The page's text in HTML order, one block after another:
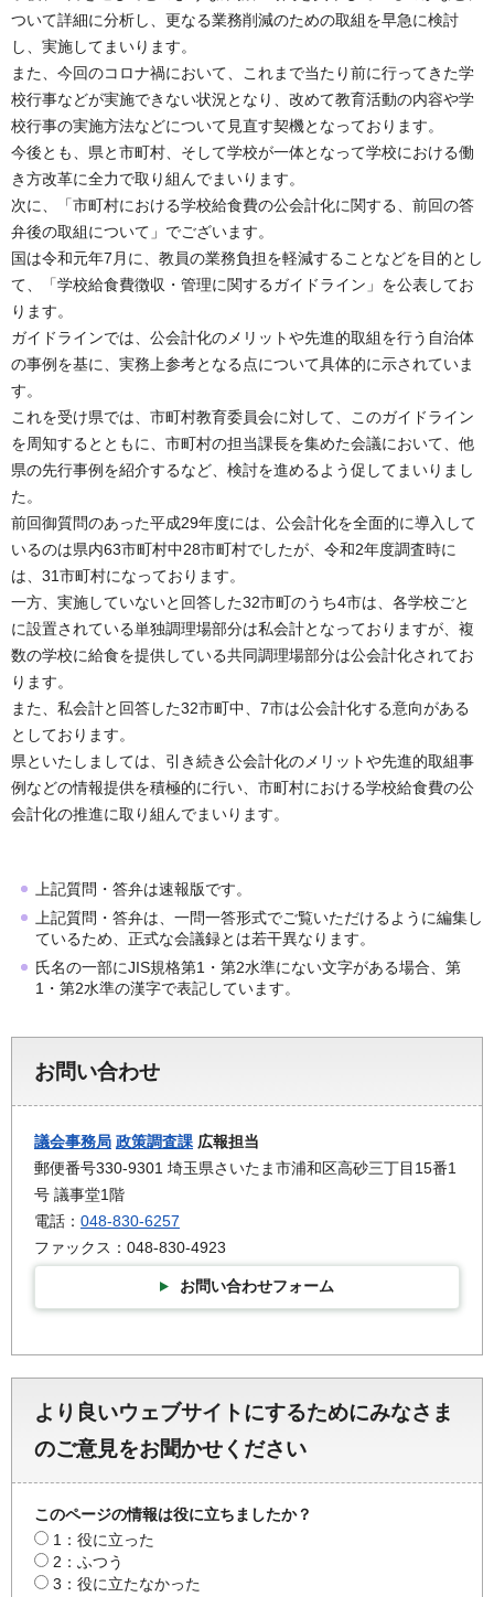
ついて詳細に分析し、更なる業務削減のための取組を早急に検討
し、実施してまいります。
また、今回のコロナ禍において、これまで当たり前に行ってきた学
校行事などが実施できない状況となり、改めて教育活動の内容や学
校行事の実施方法などについて見直す契機となっております。
今後とも、県と市町村、そして学校が一体となって学校における働
き方改革に全力で取り組んでまいります。
次に、「市町村における学校給食費の公会計化に関する、前回の答
弁後の取組について」でございます。
国は令和元年7月に、教員の業務負担を軽減することなどを目的とし
て、「学校給食費徴収・管理に関するガイドライン」を公表してお
ります。
ガイドラインでは、公会計化のメリットや先進的取組を行う自治体
の事例を基に、実務上参考となる点について具体的に示されていま
す。
これを受け県では、市町村教育委員会に対して、このガイドライン
を周知するとともに、市町村の担当課長を集めた会議において、他
県の先行事例を紹介するなど、検討を進めるよう促してまいりまし
た。
前回御質問のあった平成29年度には、公会計化を全面的に導入して
いるのは県内63市町村中28市町村でしたが、令和2年度調査時に
は、31市町村になっております。
一方、実施していないと回答した32市町のうち4市は、各学校ごと
に設置されている単独調理場部分は私会計となっておりますが、複
数の学校に給食を提供している共同調理場部分は公会計化されてお
ります。
また、私会計と回答した32市町中、7市は公会計化する意向がある
としております。
県といたしましては、引き続き公会計化のメリットや先進的取組事
例などの情報提供を積極的に行い、市町村における学校給食費の公
会計化の推進に取り組んでまいります。
上記質問・答弁は速報版です。
上記質問・答弁は、一問一答形式でご覧いただけるように編集し
ているため、正式な会議録とは若干異なります。
氏名の一部にJIS規格第1・第2水準にない文字がある場合、第
1・第2水準の漢字で表記しています。
お問い合わせ
議会事務局 政策調査課 広報担当
郵便番号330-9301 埼玉県さいたま市浦和区高砂三丁目15番1
号 議事堂1階
電話： 048-830-6257
ファックス：048-830-4923
お問い合わせフォーム
より良いウェブサイトにするためにみなさま
のご意見をお聞かせください
このページの情報は役に立ちましたか？
1：役に立った
2：ふつう
3：役に立たなかった